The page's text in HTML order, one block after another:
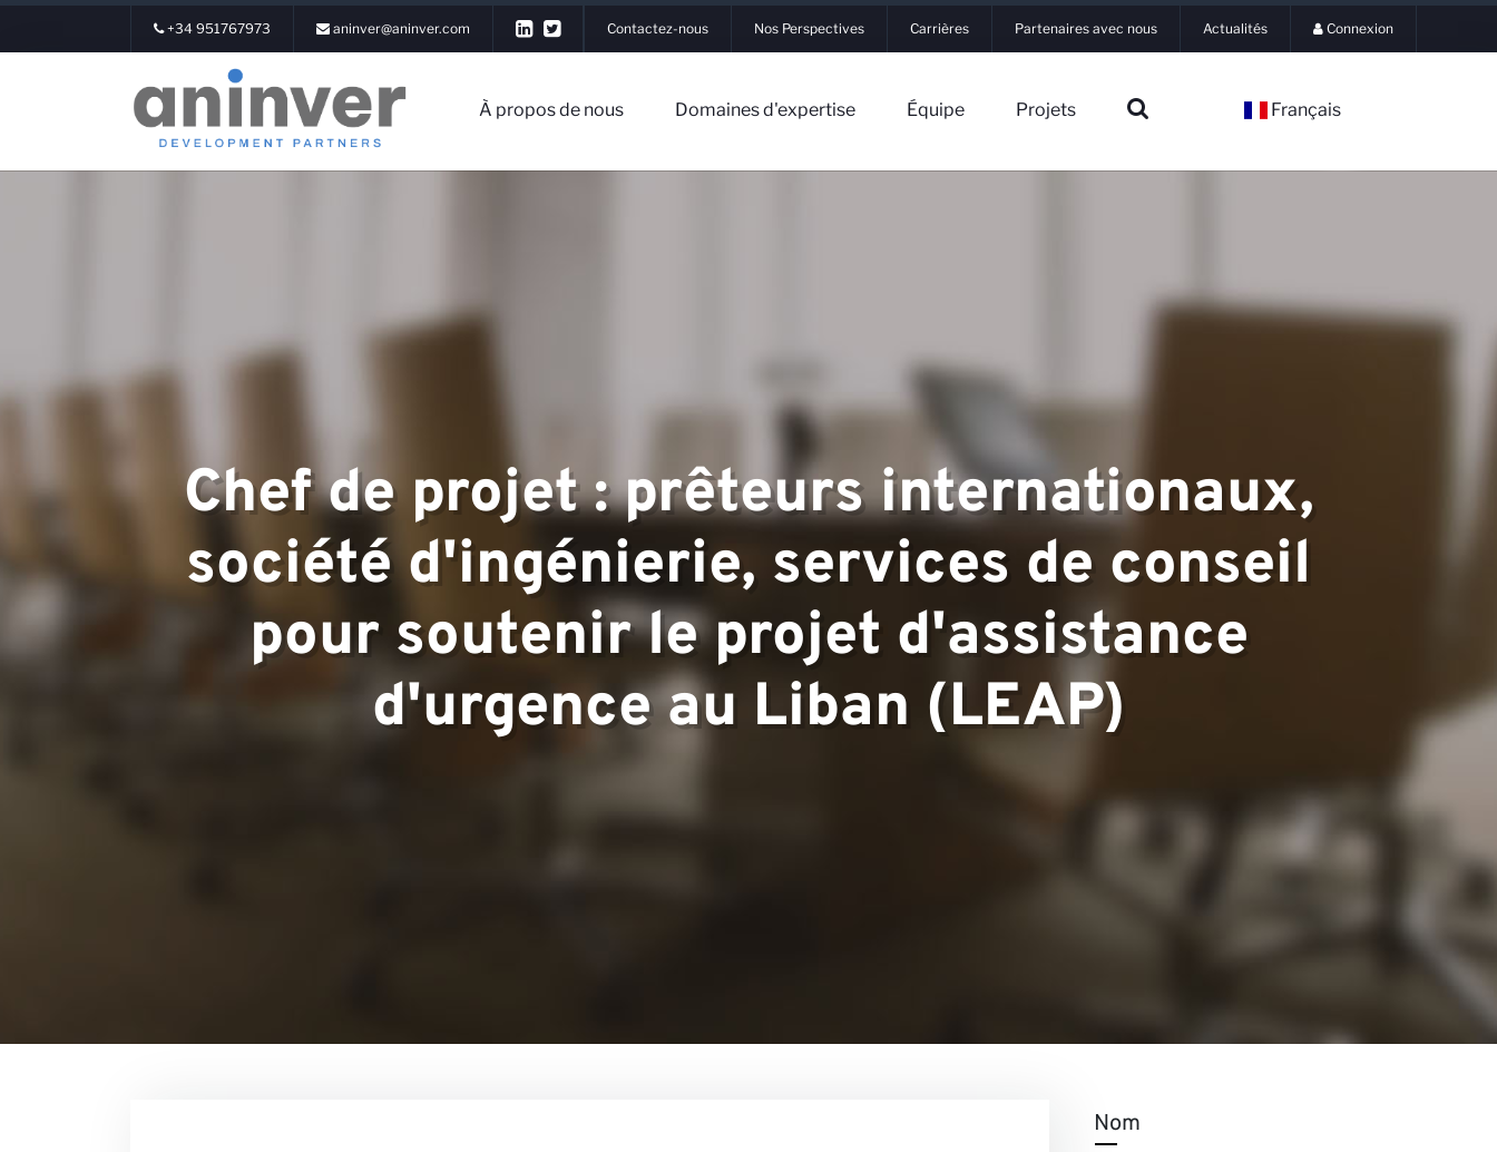
+34 951767973 aninver@aninver.com Contactez-nous Nos Perspectives Carrières Partenaires avec nous Actualités Connexion
À propos de nous Domaines d'expertise Équipe Projets Français
Connexion
À propos de nous
Domaines d'expertise
Équipe
Projets
Chef de projet : prêteurs internationaux,
société d'ingénierie, services de conseil
pour soutenir le projet d'assistance
d'urgence au Liban (LEAP)
Nom